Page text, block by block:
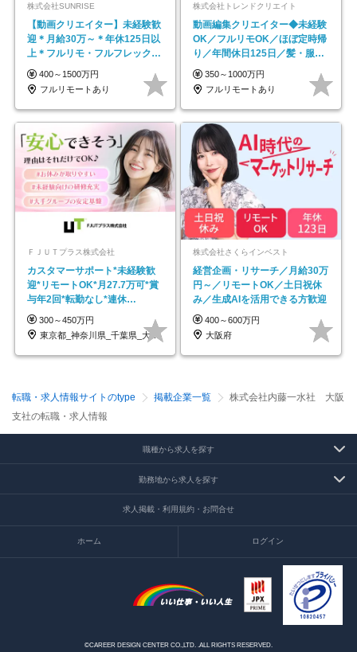
株式会社SUNRISE
【動画クリエイター】未経験歓
迎＊月給30万～＊年休125日以
上＊フルリモ・フルフレックス
◆10名の採用が決定◆
400～1500万円
フルリモートあり
株式会社トレンドクリエイト
動画編集クリエイター◆未経験
OK／フルリモOK／ほぼ定時帰
り／年間休日125日／髪・服・
ネイル自由／副業OK
350～1000万円
フルリモートあり
ＦＪＵＴプラス株式会社
カスタマーサポート*未経験歓
迎*リモートOK*月27.7万可*賞
与年2回*転勤なし*連休
OK/ZE010232
300～450万円
東京都_神奈川県_千葉県_大阪府_愛知県…
株式会社さくらインベスト
経営企画・リサーチ／月給30万
円～／リモートOK／土日祝休
み／生成AIを活用できる方歓迎
400～600万円
大阪府
転職・求人情報サイトのtype 掲載企業一覧
株式会社内藤一水社 大阪
支社の転職・求人情報
職種から求人を探す
勤務地から求人を探す
求人掲載・利用規約・お問合せ
ホーム ログイン
©CAREER DESIGN CENTER CO.,LTD. .ALL RIGHTS RESERVED.